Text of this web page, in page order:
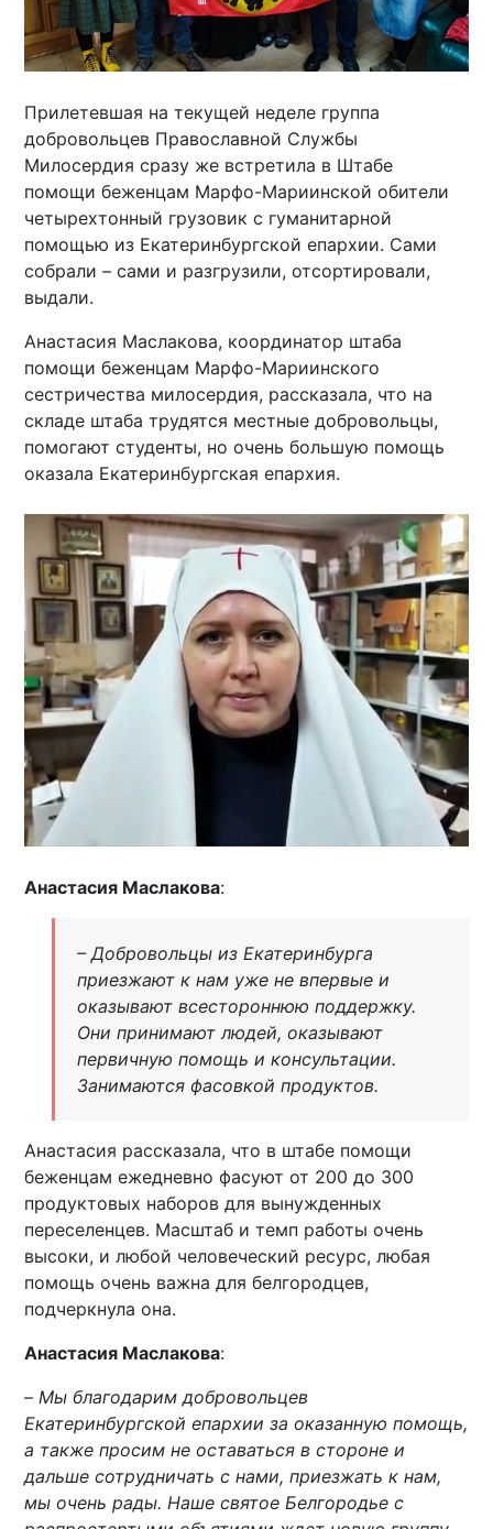
Прилетевшая на текущей неделе группа
добровольцев Православной Службы
Милосердия сразу же встретила в Штабе
помощи беженцам Марфо-Мариинской обители
четырехтонный грузовик с гуманитарной
помощью из Екатеринбургской епархии. Сами
собрали – сами и разгрузили, отсортировали,
выдали.
Анастасия Маслакова, координатор штаба
помощи беженцам Марфо-Мариинского
сестричества милосердия, рассказала, что на
складе штаба трудятся местные добровольцы,
помогают студенты, но очень большую помощь
оказала Екатеринбургская епархия.
Анастасия Маслакова:
– Добровольцы из Екатеринбурга
приезжают к нам уже не впервые и
оказывают всестороннюю поддержку.
Они принимают людей, оказывают
первичную помощь и консультации.
Занимаются фасовкой продуктов.
Анастасия рассказала, что в штабе помощи
беженцам ежедневно фасуют от 200 до 300
продуктовых наборов для вынужденных
переселенцев. Масштаб и темп работы очень
высоки, и любой человеческий ресурс, любая
помощь очень важна для белгородцев,
подчеркнула она.
Анастасия Маслакова:
–Мы благодарим добровольцев
Екатеринбургской епархии за оказанную помощь,
а также просим не оставаться в стороне и
дальше сотрудничать с нами, приезжать к нам,
мы очень рады. Наше святое Белгородье с